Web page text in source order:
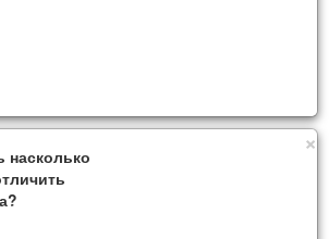
×
насколько